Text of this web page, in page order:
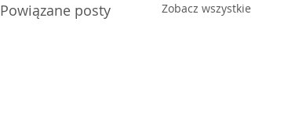
Powiązane posty Zobacz wszystkie